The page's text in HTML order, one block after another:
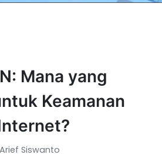
Mana yang
Keamanan
Arief Siswanto